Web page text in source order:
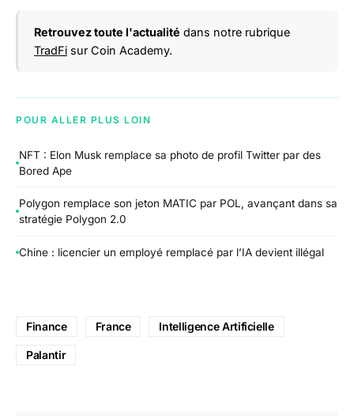
Retrouvez toute l'actualité dans notre rubrique
TradFi sur Coin Academy.
POUR ALLER PLUS LOIN
NFT : Elon Musk remplace sa photo de profil Twitter par des
Bored Ape
Polygon remplace son jeton MATIC par POL, avançant dans sa
stratégie Polygon 2.0
Chine : licencier un employé remplacé par l’IA devient illégal
Finance France Intelligence Artificielle
Palantir